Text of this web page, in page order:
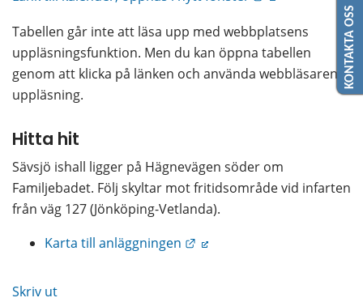
Tabellen går inte att läsa upp med webbplatsens
uppläsningsfunktion. Men du kan öppna tabellen
genom att klicka på länken och använda webbläsarens
uppläsning.
Hitta hit
Sävsjö ishall ligger på Hägnevägen söder om
Familjebadet. Följ skyltar mot fritidsområde vid infarten
från väg 127 (Jönköping-Vetlanda).
Karta till anläggningen
Länk till annan webbplats.
Skriv ut
KONTAKTA OSS